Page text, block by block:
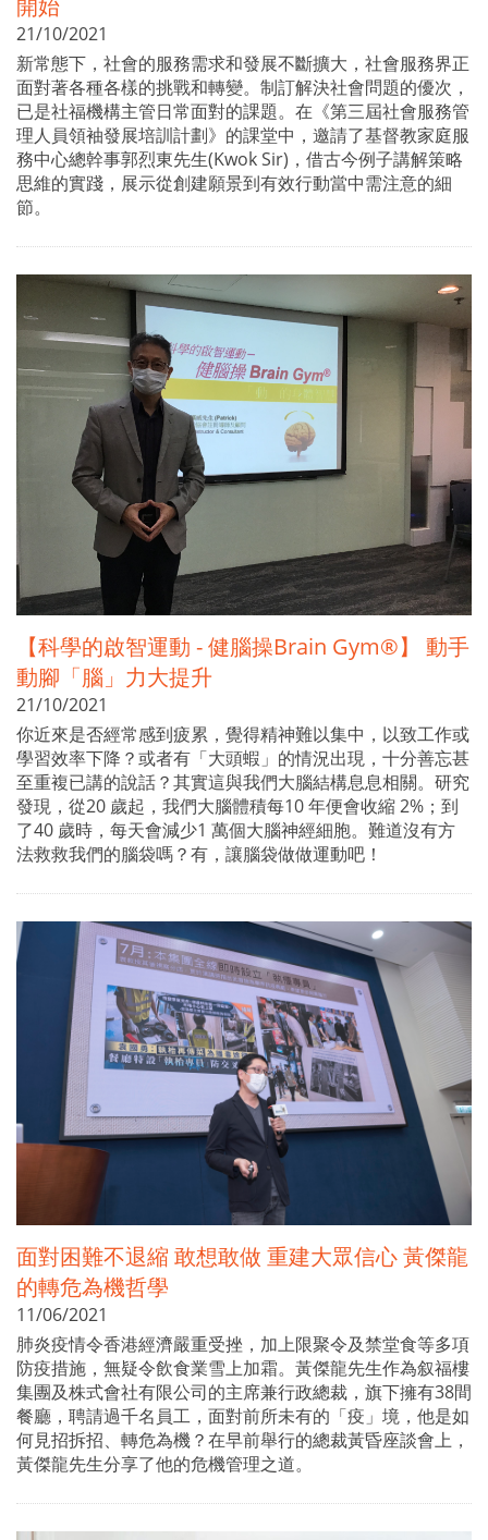
21/10/2021
新常態下，社會的服務需求和發展不斷擴大，社會服務界正
面對著各種各樣的挑戰和轉變。制訂解決社會問題的優次，
已是社福機構主管日常面對的課題。在《第三屆社會服務管
理人員領袖發展培訓計劃》的課堂中，邀請了基督教家庭服
務中心總幹事郭烈東先生(Kwok Sir)，借古今例子講解策略
思維的實踐，展示從創建願景到有效行動當中需注意的細
節。
【科學的啟智運動 - 健腦操Brain Gym®】 動手
動腳「腦」力大提升
21/10/2021
你近來是否經常感到疲累，覺得精神難以集中，以致工作或
學習效率下降？或者有「大頭蝦」的情況出現，十分善忘甚
至重複已講的說話？其實這與我們大腦結構息息相關。研究
發現，從20 歲起，我們大腦體積每10 年便會收縮 2%；到
了40 歲時，每天會減少1 萬個大腦神經細胞。難道沒有方
法救救我們的腦袋嗎？有，讓腦袋做做運動吧！
面對困難不退縮 敢想敢做 重建大眾信心 黃傑龍
的轉危為機哲學
11/06/2021
肺炎疫情令香港經濟嚴重受挫，加上限聚令及禁堂食等多項
防疫措施，無疑令飲食業雪上加霜。黃傑龍先生作為叙福樓
集團及株式會社有限公司的主席兼行政總裁，旗下擁有38間
餐廳，聘請過千名員工，面對前所未有的「疫」境，他是如
何見招拆招、轉危為機？在早前舉行的總裁黃昏座談會上，
黃傑龍先生分享了他的危機管理之道。